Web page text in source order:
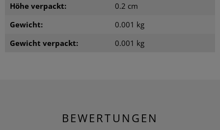
Höhe verpackt:
0.2 cm
Gewicht:
0.001 kg
Gewicht verpackt:
0.001 kg
BEWERTUNGEN